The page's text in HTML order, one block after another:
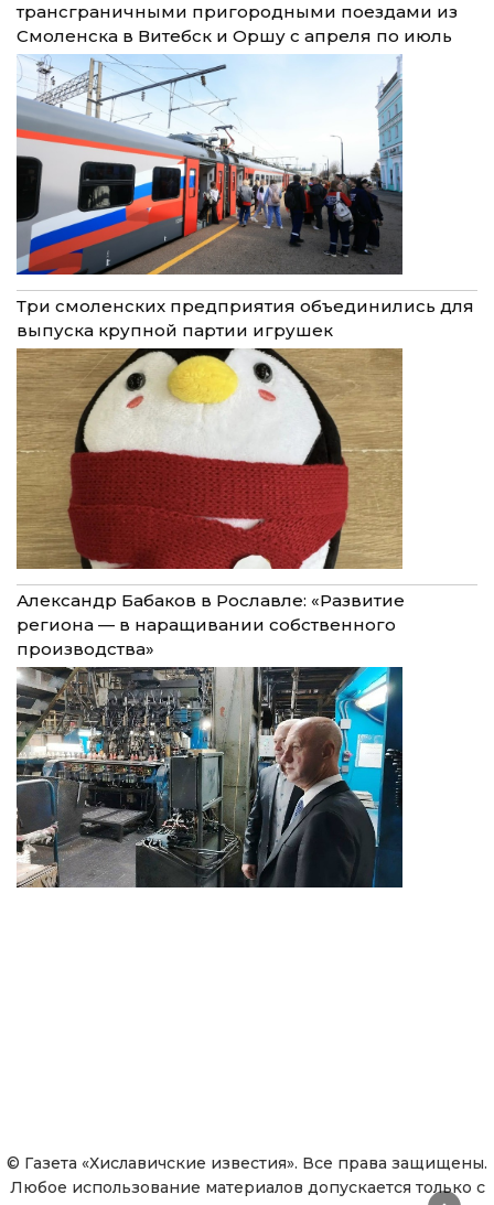
трансграничными пригородными поездами из
Смоленска в Витебск и Оршу с апреля по июль
Три смоленских предприятия объединились для
выпуска крупной партии игрушек
Александр Бабаков в Рославле: «Развитие
региона — в наращивании собственного
производства»
© Газета «Хиславичские известия». Все права защищены.
Любое использование материалов допускается только с